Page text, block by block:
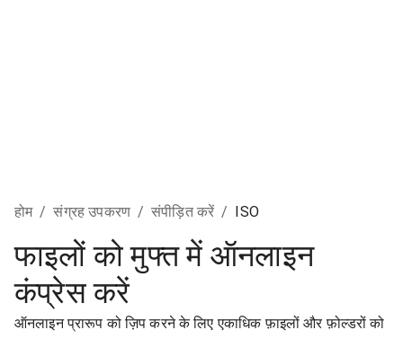
होम / संग्रह उपकरण / संपीड़ित करें / ISO
फाइलों को मुफ्त में ऑनलाइन
कंप्रेस करें
ऑनलाइन प्रारूप को ज़िप करने के लिए एकाधिक फ़ाइलों और फ़ोल्डरों को